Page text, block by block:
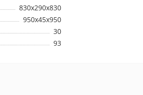
830x290x830
950x45x950
30
93